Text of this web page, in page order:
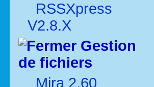
RSSXpress
V2.8.X
Gestion
de fichiers
Mira 2.60